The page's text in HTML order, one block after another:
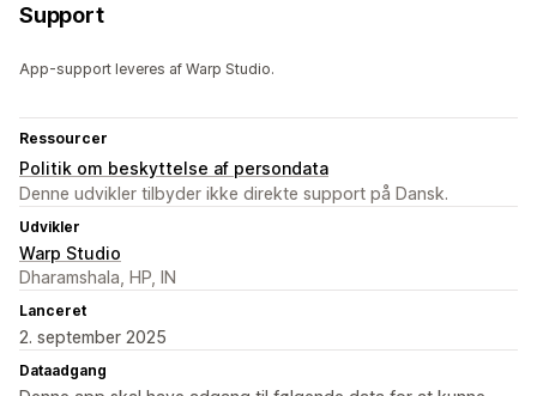
Support
App-support leveres af Warp Studio.
Ressourcer
Politik om beskyttelse af persondata
Denne udvikler tilbyder ikke direkte support på Dansk.
Udvikler
Warp Studio
Dharamshala, HP, IN
Lanceret
2. september 2025
Dataadgang